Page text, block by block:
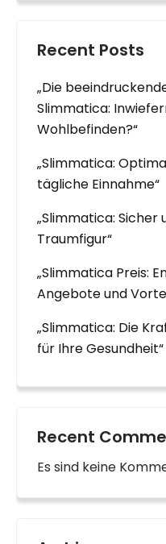
Recent Posts
„Die
Slimmatica:
Wohlbefinden?“
„Slimmatica:
tägliche Einnahme“
„Slimmatica: Sicher
Traumfigur“
„Slimmatica Preis:
Angebote und
„Slimmatica: Die
für Ihre Gesundheit“
Recent
Es sind keine